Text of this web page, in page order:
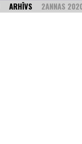
ARHĪVS 2ANNAS